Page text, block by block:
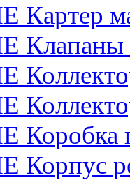
Картер
Клапаны
Коробка